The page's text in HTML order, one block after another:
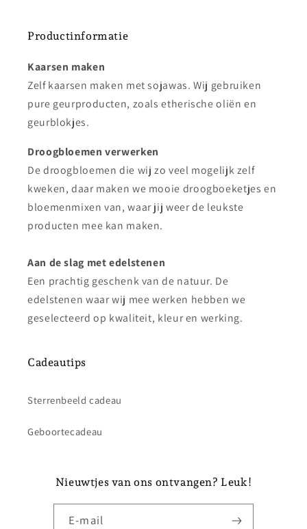
Productinformatie
Kaarsen maken
Zelf kaarsen maken met sojawas. Wij gebruiken
pure geurproducten, zoals etherische oliën en
geurblokjes.
Droogbloemen verwerken
De droogbloemen die wij zo veel mogelijk zelf
kweken, daar maken we mooie droogboeketjes en
bloemenmixen van, waar jij weer de leukste
producten mee kan maken.
Aan de slag met edelstenen
Een prachtig geschenk van de natuur. De
edelstenen waar wij mee werken hebben we
geselecteerd op kwaliteit, kleur en werking.
Cadeautips
Sterrenbeeld cadeau
Geboortecadeau
Nieuwtjes van ons ontvangen? Leuk!
E‑mail